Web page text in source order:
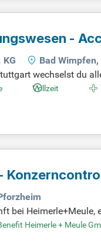
-
KG
Bad
wechselst du
und arbeitest an
Begrüßungsmonat
Vollzeit
bei
Ideen
Heimerle + Meule